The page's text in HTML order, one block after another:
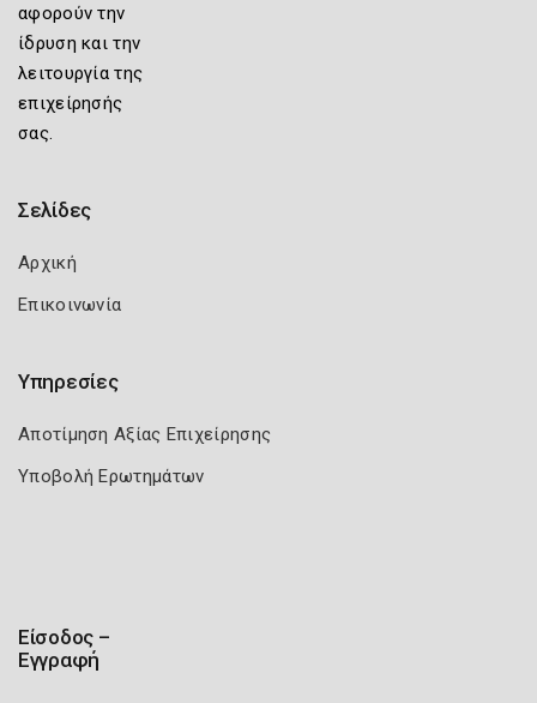
αφορούν την
ίδρυση και την
λειτουργία της
επιχείρησής
σας.
Σελίδες
Αρχική
Επικοινωνία
Υπηρεσίες
Αποτίμηση Αξίας Επιχείρησης
Υποβολή Ερωτημάτων
Είσοδος –
Εγγραφή